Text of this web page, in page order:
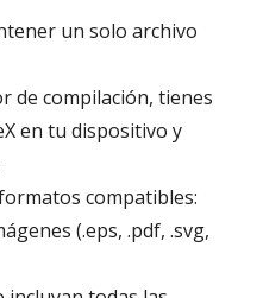
un solo archivo
de compilación, tienes
en tu dispositivo y
compatibles:
(.eps, .pdf, .svg,